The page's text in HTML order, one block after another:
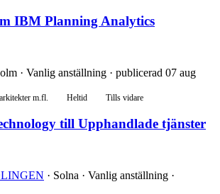
IBM Planning Analytics
· Vanlig anställning · publicerad 07 aug
m.fl. Heltid Tills vidare
till Upphandlade tjänster
· Solna · Vanlig anställning ·